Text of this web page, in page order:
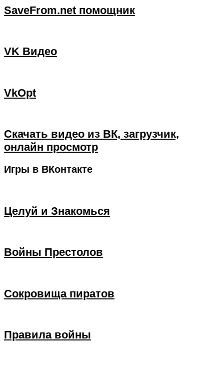
SaveFrom.net помощник
VK Видео
VkOpt
Скачать видео из ВК, загрузчик,
онлайн просмотр
Игры в ВКонтакте
Целуй и Знакомься
Войны Престолов
Сокровища пиратов
Правила войны